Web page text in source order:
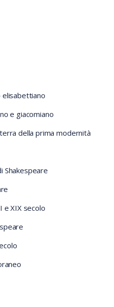
e giacomiano
della prima modernità
Shakespeare
e XIX secolo